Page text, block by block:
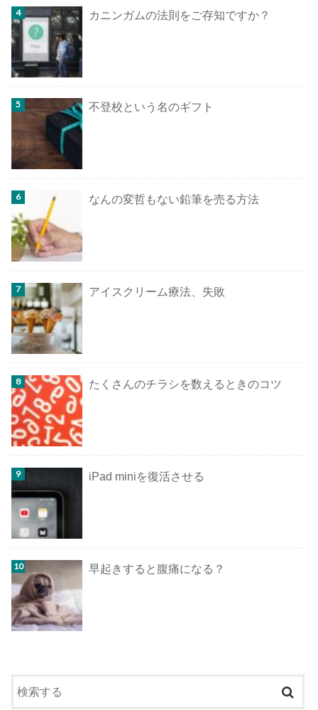
カニンガムの法則をご存知ですか？
不登校という名のギフト
なんの変哲もない鉛筆を売る方法
アイスクリーム療法、失敗
たくさんのチラシを数えるときのコツ
iPad miniを復活させる
早起きすると腹痛になる？